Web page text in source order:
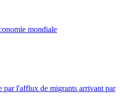
mondiale
par l'afflux de migrants arrivant par